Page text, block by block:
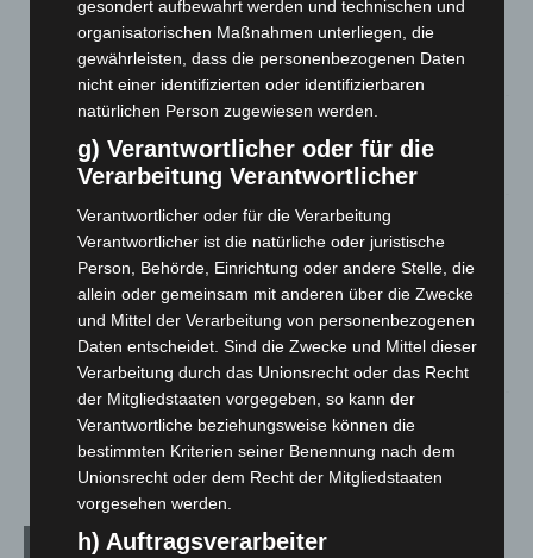
Hannover: Erste Tigermücken-Population in Niedersachsen
entdeckt
7. August 2026
Brand im „Haus der Begegnung“ in Neuwarmbüchen schnell
eingedämmt
6. August 2026
Region Hannover: 21 neue Notfallsanitäter starten beim
Roten Kreuz
5. August 2026
Mann läuft mit Hockeyschläger über A7 – Polizei sucht
Zeugen
5. August 2026
Celle: Mensch stirbt bei Bagger-Unfall auf Baustelle
5. August 2026
Kategorien
gesondert aufbewahrt werden und technischen und
organisatorischen Maßnahmen unterliegen, die
gewährleisten, dass die personenbezogenen Daten
nicht einer identifizierten oder identifizierbaren
natürlichen Person zugewiesen werden.
g) Verantwortlicher oder für die
Verarbeitung Verantwortlicher
Verantwortlicher oder für die Verarbeitung
Verantwortlicher ist die natürliche oder juristische
Person, Behörde, Einrichtung oder andere Stelle, die
allein oder gemeinsam mit anderen über die Zwecke
und Mittel der Verarbeitung von personenbezogenen
Daten entscheidet. Sind die Zwecke und Mittel dieser
Verarbeitung durch das Unionsrecht oder das Recht
der Mitgliedstaaten vorgegeben, so kann der
Verantwortliche beziehungsweise können die
bestimmten Kriterien seiner Benennung nach dem
Unionsrecht oder dem Recht der Mitgliedstaaten
vorgesehen werden.
h) Auftragsverarbeiter